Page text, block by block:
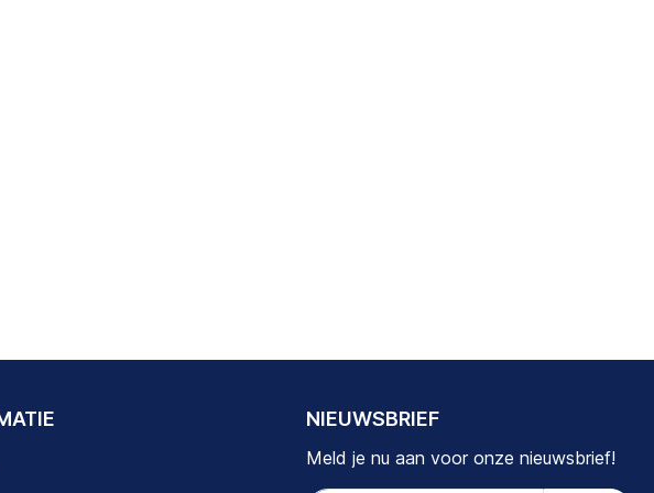
NIEUWSBRIEF
Meld je nu aan voor onze nieuwsbrief!